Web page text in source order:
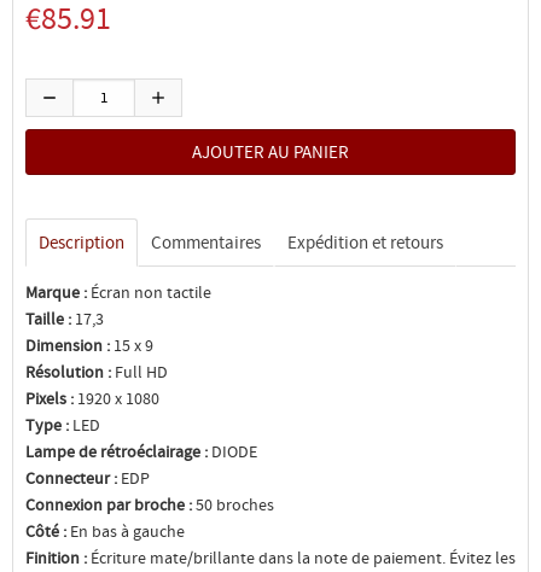
€85.91
Description Commentaires Expédition et retours
Marque : Écran non tactile
Taille : 17,3
Dimension : 15 x 9
Résolution : Full HD
Pixels : 1920 x 1080
Type : LED
Lampe de rétroéclairage : DIODE
Connecteur : EDP
Connexion par broche :50 broches
Côté : En bas à gauche
Finition : Écriture mate/brillante dans la note de paiement. Évitez les